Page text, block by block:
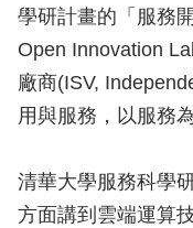
學研計畫的「服務
Open Innovation
廠商(ISV,
用與服務，以服務
清華大學服務科學
方面講到雲端運算